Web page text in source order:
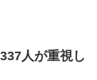
人が重視し